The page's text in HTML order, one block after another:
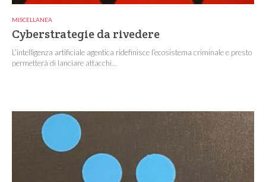
MISCELLANEA
Cyberstrategie da rivedere
L’intelligenza artificiale agentica ridefinisce l’ecosistema criminale e presto
permetterà di lanciare attacchi...